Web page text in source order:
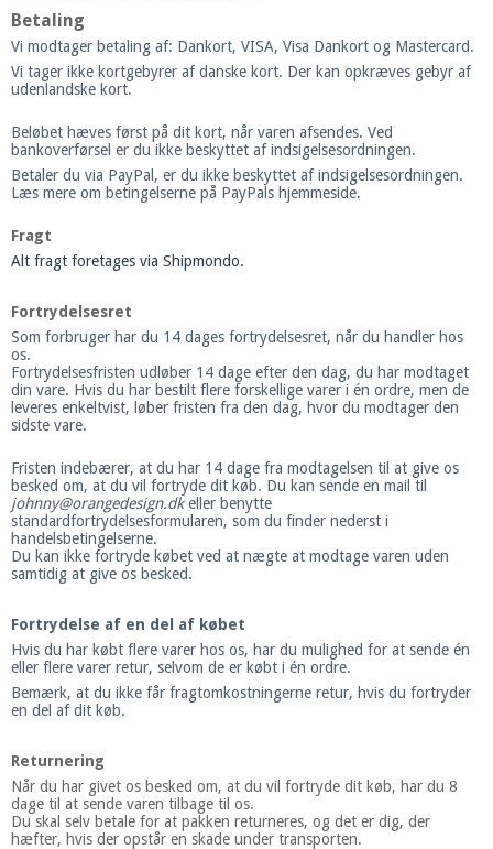
Betaling
Vi modtager betaling af: Dankort, VISA, Visa Dankort og Mastercard.
Vi tager ikke kortgebyrer af danske kort. Der kan opkræves gebyr af
udenlandske kort.
Beløbet hæves først på dit kort, når varen afsendes. Ved
bankoverførsel er du ikke beskyttet af indsigelsesordningen.
Betaler du via PayPal, er du ikke beskyttet af indsigelsesordningen.
Læs mere om betingelserne på PayPals hjemmeside.
Fragt
Alt fragt foretages via Shipmondo.
Fortrydelsesret
Som forbruger har du 14 dages fortrydelsesret, når du handler hos
os.
Fortrydelsesfristen udløber 14 dage efter den dag, du har modtaget
din vare. Hvis du har bestilt flere forskellige varer i én ordre, men de
leveres enkeltvist, løber fristen fra den dag, hvor du modtager den
sidste vare.
Fristen indebærer, at du har 14 dage fra modtagelsen til at give os
besked om, at du vil fortryde dit køb. Du kan sende en mail til
johnny@orangedesign.dkeller benytte
standardfortrydelsesformularen, som du finder nederst i
handelsbetingelserne.
Du kan ikke fortryde købet ved at nægte at modtage varen uden
samtidig at give os besked.
Fortrydelse af en del af købet
Hvis du har købt flere varer hos os, har du mulighed for at sende én
eller flere varer retur, selvom de er købt i én ordre.
Bemærk, at du ikke får fragtomkostningerne retur, hvis du fortryder
en del af dit køb.
Returnering
Når du har givet os besked om, at du vil fortryde dit køb, har du 8
dage til at sende varen tilbage til os.
Du skal selv betale for at pakken returneres, og det er dig, der
hæfter, hvis der opstår en skade under transporten.